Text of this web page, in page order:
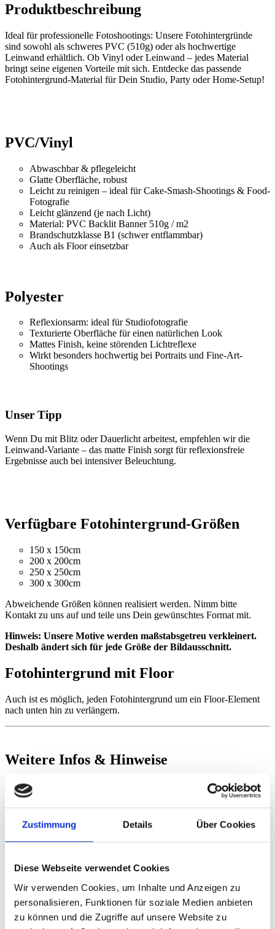
Zustimmung Details Über Cookies
Diese Webseite verwendet Cookies
Wir verwenden Cookies, um Inhalte und Anzeigen zu
personalisieren, Funktionen für soziale Medien anbieten
zu können und die Zugriffe auf unsere Website zu
Produktbeschreibung
Ideal für professionelle Fotoshootings: Unsere Fotohintergründe
sind sowohl als schweres PVC (510g) oder als hochwertige
Leinwand erhältlich. Ob Vinyl oder Leinwand – jedes Material
bringt seine eigenen Vorteile mit sich. Entdecke das passende
Fotohintergrund-Material für Dein Studio, Party oder Home-Setup!
PVC/Vinyl
Abwaschbar & pflegeleicht
Glatte Oberfläche, robust
Leicht zu reinigen – ideal für Cake-Smash-Shootings & Food-
Fotografie
Leicht glänzend (je nach Licht)
Material: PVC Backlit Banner 510g / m2
Brandschutzklasse B1 (schwer entflammbar)
Auch als Floor einsetzbar
Polyester
Reflexionsarm: ideal für Studiofotografie
Texturierte Oberfläche für einen natürlichen Look
Mattes Finish, keine störenden Lichtreflexe
Wirkt besonders hochwertig bei Portraits und Fine-Art-
Shootings
Unser Tipp
Wenn Du mit Blitz oder Dauerlicht arbeitest, empfehlen wir die
Leinwand-Variante – das matte Finish sorgt für reflexionsfreie
Ergebnisse auch bei intensiver Beleuchtung.
Verfügbare Fotohintergrund-Größen
150 x 150cm
200 x 200cm
250 x 250cm
300 x 300cm
Abweichende Größen können realisiert werden. Nimm bitte
Kontakt zu uns auf und teile uns Dein gewünschtes Format mit.
Hinweis: Unsere Motive werden maßstabsgetreu verkleinert.
Deshalb ändert sich für jede Größe der Bildausschnitt.
Fotohintergrund mit Floor
Auch ist es möglich, jeden Fotohintergrund um ein Floor-Element
nach unten hin zu verlängern.
Weitere Infos & Hinweise
Pflegetipps
Unsere Vinyl-Hintergründe lassen sich ganz einfach mit einem
feuchten Tuch reinigen. Für hartnäckige Flecken kannst Du bei
Bedarf auch milde Reinigungsmittel verwenden. Fotoleinwände
hingegen sind nicht abwaschbar und sollten nur trocken mit einem
Flüssigkeiten, um die Oberfläche und den Druck zu schonen.
Aufbewahrung
Für langanhaltende beste Ergebnisse bewahre Deine
Fotohintergründe stets gerollt oder plan liegend auf, um Falten und